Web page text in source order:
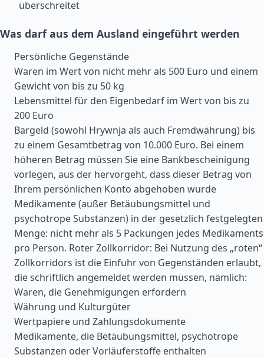
überschreitet
Was darf aus dem Ausland eingeführt werden
Persönliche Gegenstände
Waren im Wert von nicht mehr als 500 Euro und einem
Gewicht von bis zu 50 kg
Lebensmittel für den Eigenbedarf im Wert von bis zu
200 Euro
Bargeld (sowohl Hrywnja als auch Fremdwährung) bis
zu einem Gesamtbetrag von 10.000 Euro. Bei einem
höheren Betrag müssen Sie eine Bankbescheinigung
vorlegen, aus der hervorgeht, dass dieser Betrag von
Ihrem persönlichen Konto abgehoben wurde
Medikamente (außer Betäubungsmittel und
psychotrope Substanzen) in der gesetzlich festgelegten
Menge: nicht mehr als 5 Packungen jedes Medikaments
pro Person. Roter Zollkorridor: Bei Nutzung des „roten“
Zollkorridors ist die Einfuhr von Gegenständen erlaubt,
die schriftlich angemeldet werden müssen, nämlich:
Waren, die Genehmigungen erfordern
Währung und Kulturgüter
Wertpapiere und Zahlungsdokumente
Medikamente, die Betäubungsmittel, psychotrope
Substanzen oder Vorläuferstoffe enthalten